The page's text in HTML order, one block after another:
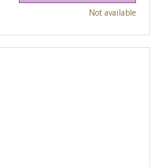
Not available